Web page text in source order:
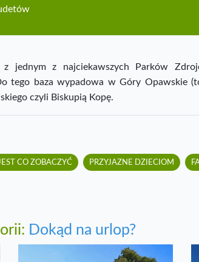
z jednym z najciekawszych Parków
tego baza wypadowa w Góry Opawskie
czyli Biskupią Kopę.
CO ZOBACZYĆ PRZYJAZNE DZIECIOM
Dokąd na urlop?